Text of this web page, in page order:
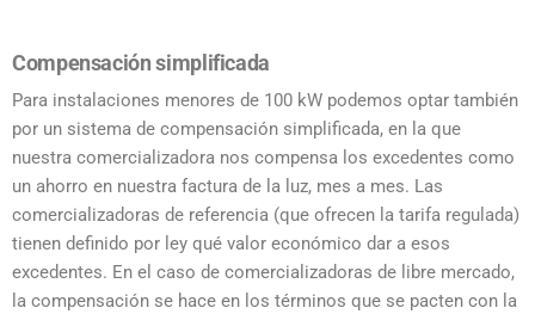
Compensación simplificada
Para instalaciones menores de 100 kW podemos optar también
por un sistema de compensación simplificada, en la que
nuestra comercializadora nos compensa los excedentes como
un ahorro en nuestra factura de la luz, mes a mes. Las
comercializadoras de referencia (que ofrecen la tarifa regulada)
tienen definido por ley qué valor económico dar a esos
excedentes. En el caso de comercializadoras de libre mercado,
la compensación se hace en los términos que se pacten con la